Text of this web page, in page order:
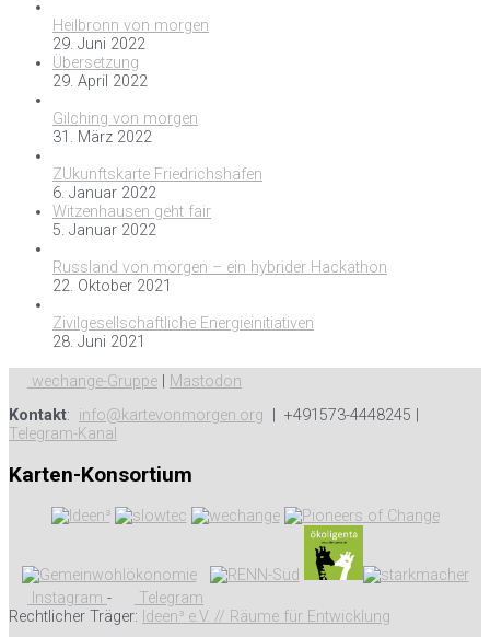
Heilbronn von morgen
29. Juni 2022
Übersetzung
29. April 2022
Gilching von morgen
31. März 2022
ZUkunftskarte Friedrichshafen
6. Januar 2022
Witzenhausen geht fair
5. Januar 2022
Russland von morgen – ein hybrider Hackathon
22. Oktober 2021
Zivilgesellschaftliche Energieinitiativen
28. Juni 2021
wechange-Gruppe
Mastodon
Kontakt: info@kartevonmorgen.org | +491573-4448245 |
Telegram-Kanal
Karten-Konsortium
Instagram -
Telegram
Rechtlicher Träger: Ideen³ e.V. // Räume für Entwicklung